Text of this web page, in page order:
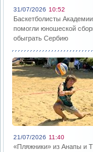
31/07/2026 10:52
Баскетболисты
помогли юношеской
обыграть Сербию
21/07/2026 11:40
«Пляжники» из Анапы и